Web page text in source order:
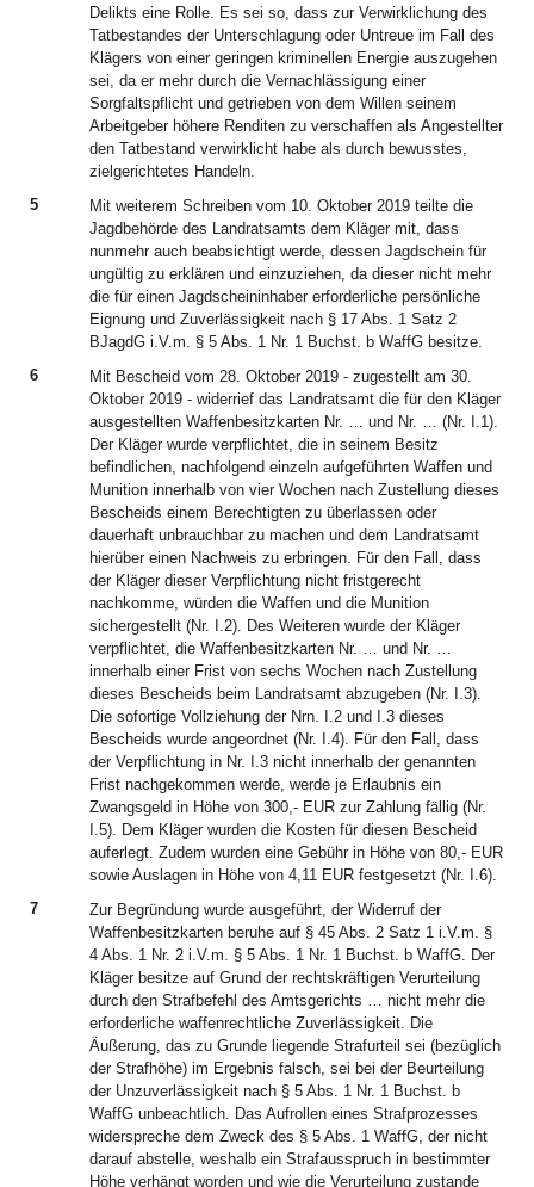
Delikts eine Rolle. Es sei so, dass zur Verwirklichung des
Tatbestandes der Unterschlagung oder Untreue im Fall des
Klägers von einer geringen kriminellen Energie auszugehen
sei, da er mehr durch die Vernachlässigung einer
Sorgfaltspflicht und getrieben von dem Willen seinem
Arbeitgeber höhere Renditen zu verschaffen als Angestellter
den Tatbestand verwirklicht habe als durch bewusstes,
zielgerichtetes Handeln.
5
Mit weiterem Schreiben vom 10. Oktober 2019 teilte die
Jagdbehörde des Landratsamts dem Kläger mit, dass
nunmehr auch beabsichtigt werde, dessen Jagdschein für
ungültig zu erklären und einzuziehen, da dieser nicht mehr
die für einen Jagdscheininhaber erforderliche persönliche
Eignung und Zuverlässigkeit nach § 17 Abs. 1 Satz 2
BJagdG i.V.m. § 5 Abs. 1 Nr. 1 Buchst. b WaffG besitze.
6
Mit Bescheid vom 28. Oktober 2019 - zugestellt am 30.
Oktober 2019 - widerrief das Landratsamt die für den Kläger
ausgestellten Waffenbesitzkarten Nr. … und Nr. … (Nr. I.1).
Der Kläger wurde verpflichtet, die in seinem Besitz
befindlichen, nachfolgend einzeln aufgeführten Waffen und
Munition innerhalb von vier Wochen nach Zustellung dieses
Bescheids einem Berechtigten zu überlassen oder
dauerhaft unbrauchbar zu machen und dem Landratsamt
hierüber einen Nachweis zu erbringen. Für den Fall, dass
der Kläger dieser Verpflichtung nicht fristgerecht
nachkomme, würden die Waffen und die Munition
sichergestellt (Nr. I.2). Des Weiteren wurde der Kläger
verpflichtet, die Waffenbesitzkarten Nr. … und Nr. …
innerhalb einer Frist von sechs Wochen nach Zustellung
dieses Bescheids beim Landratsamt abzugeben (Nr. I.3).
Die sofortige Vollziehung der Nrn. I.2 und I.3 dieses
Bescheids wurde angeordnet (Nr. I.4). Für den Fall, dass
der Verpflichtung in Nr. I.3 nicht innerhalb der genannten
Frist nachgekommen werde, werde je Erlaubnis ein
Zwangsgeld in Höhe von 300,- EUR zur Zahlung fällig (Nr.
I.5). Dem Kläger wurden die Kosten für diesen Bescheid
auferlegt. Zudem wurden eine Gebühr in Höhe von 80,- EUR
sowie Auslagen in Höhe von 4,11 EUR festgesetzt (Nr. I.6).
7
Zur Begründung wurde ausgeführt, der Widerruf der
Waffenbesitzkarten beruhe auf § 45 Abs. 2 Satz 1 i.V.m. §
4 Abs. 1 Nr. 2 i.V.m. § 5 Abs. 1 Nr. 1 Buchst. b WaffG. Der
Kläger besitze auf Grund der rechtskräftigen Verurteilung
durch den Strafbefehl des Amtsgerichts … nicht mehr die
erforderliche waffenrechtliche Zuverlässigkeit. Die
Äußerung, das zu Grunde liegende Strafurteil sei (bezüglich
der Strafhöhe) im Ergebnis falsch, sei bei der Beurteilung
der Unzuverlässigkeit nach § 5 Abs. 1 Nr. 1 Buchst. b
WaffG unbeachtlich. Das Aufrollen eines Strafprozesses
widerspreche dem Zweck des § 5 Abs. 1 WaffG, der nicht
darauf abstelle, weshalb ein Strafausspruch in bestimmter
Höhe verhängt worden und wie die Verurteilung zustande